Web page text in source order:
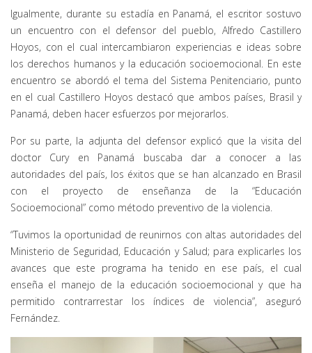
Igualmente, durante su estadía en Panamá, el escritor sostuvo
un encuentro con el defensor del pueblo, Alfredo Castillero
Hoyos, con el cual intercambiaron experiencias e ideas sobre
los derechos humanos y la educación socioemocional. En este
encuentro se abordó el tema del Sistema Penitenciario, punto
en el cual Castillero Hoyos destacó que ambos países, Brasil y
Panamá, deben hacer esfuerzos por mejorarlos.
Por su parte, la adjunta del defensor explicó que la visita del
doctor Cury en Panamá buscaba dar a conocer a las
autoridades del país, los éxitos que se han alcanzado en Brasil
con el proyecto de enseñanza de la “Educación
Socioemocional” como método preventivo de la violencia.
“Tuvimos la oportunidad de reunirnos con altas autoridades del
Ministerio de Seguridad, Educación y Salud; para explicarles los
avances que este programa ha tenido en ese país, el cual
enseña el manejo de la educación socioemocional y que ha
permitido contrarrestar los índices de violencia”, aseguró
Fernández.